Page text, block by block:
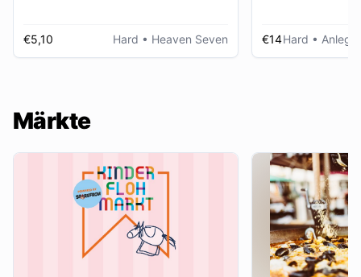
€5,10 Hard • Heaven Seven €14Hard •
Märkte